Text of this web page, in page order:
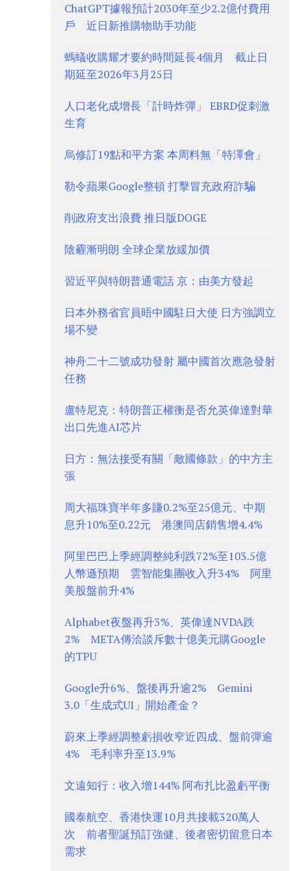
ChatGPT據報預計2030年至少2.2億付費用
戶 近日新推購物助手功能
螞蟻收購耀才要約時間延長4個月 截止日
期延至2026年3月25日
人口老化成增長「計時炸彈」 EBRD促刺激
生育
烏修訂19點和平方案 本周料無「特澤會」
勒令蘋果Google整頓 打擊冒充政府詐騙
削政府支出浪費 推日版DOGE
陰霾漸明朗 全球企業放緩加價
習近平與特朗普通電話 京：由美方發起
日本外務省官員晤中國駐日大使 日方強調立
場不變
神舟二十二號成功發射 屬中國首次應急發射
任務
盧特尼克：特朗普正權衡是否允英偉達對華
出口先進AI芯片
日方：無法接受有關「敵國條款」的中方主
張
周大福珠寶半年多賺0.2%至25億元、中期
息升10%至0.22元 港澳同店銷售增4.4%
阿里巴巴上季經調整純利跌72%至103.5億
人幣遜預期 雲智能集團收入升34% 阿里
美股盤前升4%
Alphabet夜盤再升3%、英偉達NVDA跌
2% META傳洽談斥數十億美元購Google
的TPU
Google升6%、盤後再升逾2% Gemini
3.0「生成式UI」開始產金？
蔚來上季經調整虧損收窄近四成、盤前彈逾
4% 毛利率升至13.9%
文遠知行：收入增144% 阿布扎比盈虧平衡
國泰航空、香港快運10月共接載320萬人
次 前者聖誕預訂強健、後者密切留意日本
需求